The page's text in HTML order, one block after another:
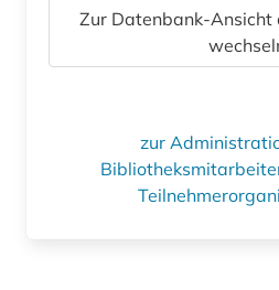
Zur Datenbank-Ansicht
zur